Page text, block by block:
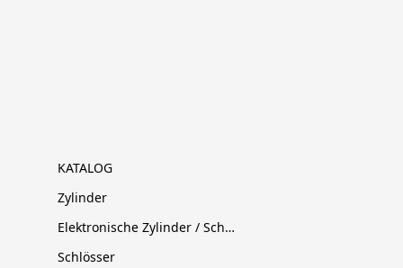
KATALOG
Zylinder
Elektronische Zylinder / Schließsysteme
Schlösser